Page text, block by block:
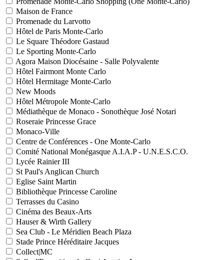
Maison de France
Promenade du Larvotto
Hôtel de Paris Monte-Carlo
Le Square Théodore Gastaud
Le Sporting Monte-Carlo
Agora Maison Diocésaine - Salle Polyvalente
Hôtel Fairmont Monte Carlo
Hôtel Hermitage Monte-Carlo
New Moods
Hôtel Métropole Monte-Carlo
Médiathèque de Monaco - Sonothèque José Notari
Roseraie Princesse Grace
Monaco-Ville
Centre de Conférences - One Monte-Carlo
Comité National Monégasque A.I.A.P - U.N.E.S.C.O.
Lycée Rainier III
St Paul's Anglican Church
Eglise Saint Martin
Bibliothèque Princesse Caroline
Terrasses du Casino
Cinéma des Beaux-Arts
Hauser & Wirth Gallery
Sea Club - Le Méridien Beach Plaza
Stade Prince Héréditaire Jacques
Collect|MC